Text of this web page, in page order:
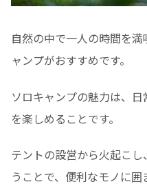
自然の中で一人の時間を
ャンプがおすすめです。
ソロキャンプの魅力は、
を楽しめることです。
テントの設営から火起こ
うことで、便利なモノに